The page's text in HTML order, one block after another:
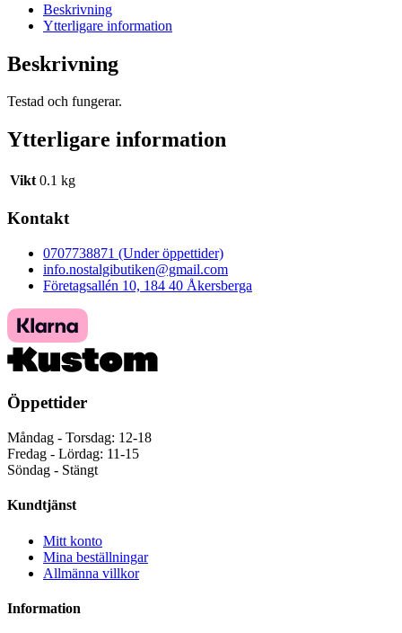
Beskrivning
Ytterligare information
Beskrivning
Testad och fungerar.
Ytterligare information
Vikt 0.1 kg
Kontakt
0707738871 (Under öppettider)
info.nostalgibutiken@gmail.com
Företagsallén 10, 184 40 Åkersberga
Öppettider
Måndag - Torsdag: 12-18
Fredag - Lördag: 11-15
Söndag - Stängt
Kundtjänst
Mitt konto
Mina beställningar
Allmänna villkor
Information